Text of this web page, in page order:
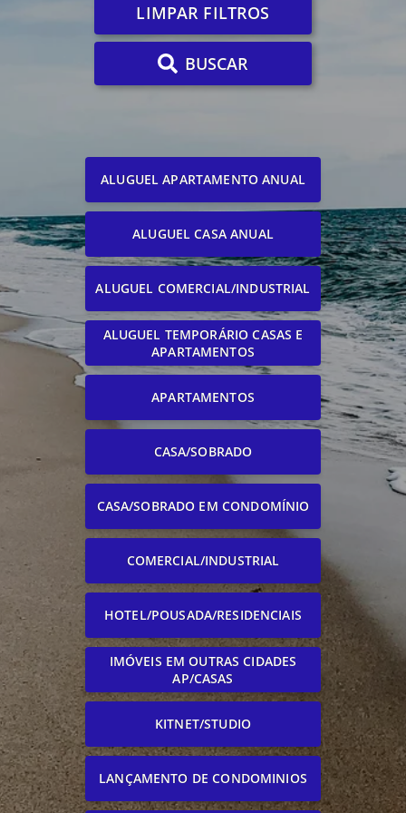
LIMPAR FILTROS
BUSCAR
ALUGUEL APARTAMENTO ANUAL
ALUGUEL CASA ANUAL
ALUGUEL COMERCIAL/INDUSTRIAL
ALUGUEL TEMPORÁRIO CASAS E
APARTAMENTOS
APARTAMENTOS
CASA/SOBRADO
CASA/SOBRADO EM CONDOMÍNIO
COMERCIAL/INDUSTRIAL
HOTEL/POUSADA/RESIDENCIAIS
IMÓVEIS EM OUTRAS CIDADES
AP/CASAS
KITNET/STUDIO
LANÇAMENTO DE CONDOMINIOS